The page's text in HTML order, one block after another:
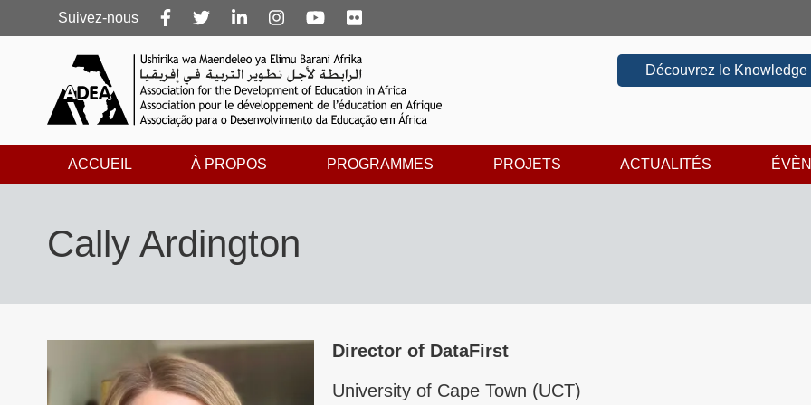
Follow
us
Suivez-nous
Découvrez le Knowledge
ACCUEIL À PROPOS PROGRAMMES PROJETS ACTUALITÉS
Cally Ardington
Director of DataFirst
University of Cape Town (UCT)